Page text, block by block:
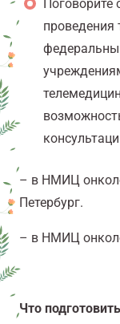
проведения
– в НМИЦ
Петербург.
– в НМИЦ
Что